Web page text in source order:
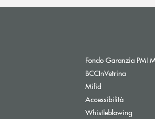
Fondo Garanzia PMI
BCCInVetrina
Mifid
Accessibilità
Whistleblowing